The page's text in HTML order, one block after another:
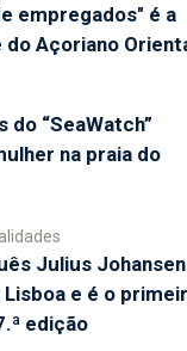
empregados" é a
do Açoriano
do “SeaWatch”
na praia do
Julius Johansen
e é o
edição